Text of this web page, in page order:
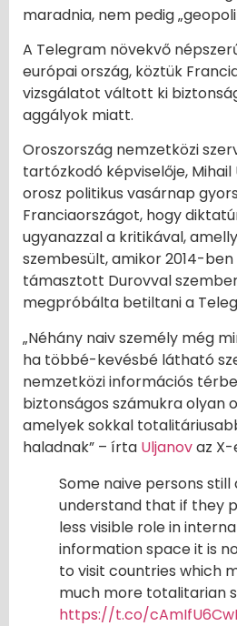
maradnia, nem pedig
A Telegram növekvő
európai ország, köztük
vizsgálatot váltott ki
aggályok miatt.
Oroszország nemzetközi
tartózkodó képviselője,
orosz politikus vasárnap
Franciaországot, hogy
ugyanazzal a kritikával,
szembesült, amikor 2014-
támasztott Durovval
megpróbálta betiltani a
„Néhány naiv személy még
ha többé-kevésbé látható
nemzetközi információs
biztonságos számukra olyan
amelyek sokkal
haladnak” – írta Uljanovaz X-
Some naive persons still
understand that if they
less visible role in
information space it is
to visit countries which
much more totalitarian
https://t.co/